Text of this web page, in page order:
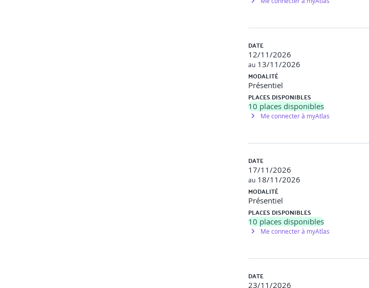
DATE
12/11/2026
au 13/11/2026
MODALITÉ
Présentiel
PLACES DISPONIBLES
10 places disponibles
Me connecter à myAtlas
DATE
17/11/2026
au 18/11/2026
MODALITÉ
Présentiel
PLACES DISPONIBLES
10 places disponibles
Me connecter à myAtlas
DATE
23/11/2026